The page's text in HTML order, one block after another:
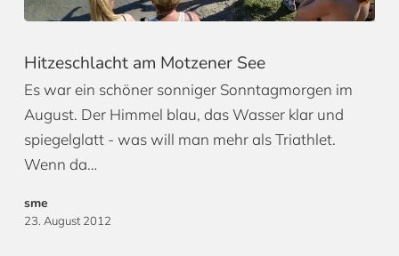
Hitzeschlacht am Motzener See
Es war ein schöner sonniger Sonntagmorgen im
August. Der Himmel blau, das Wasser klar und
spiegelglatt - was will man mehr als Triathlet.
Wenn da…
sme
23. August 2012